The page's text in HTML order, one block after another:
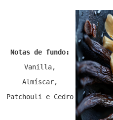
Notas de fundo:
Vanilla,
Almíscar,
Patchouli e Cedro